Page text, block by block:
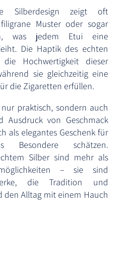
Silberdesign zeigt oft
Muster oder sogar
was jedem Etui eine
Die Haptik des echten
Hochwertigkeit dieser
sie gleichzeitig eine
die Zigaretten erfüllen.
praktisch, sondern auch
Ausdruck von Geschmack
als elegantes Geschenk für
Besondere schätzen.
Silber sind mehr als
– sie sind
die Tradition und
den Alltag mit einem Hauch